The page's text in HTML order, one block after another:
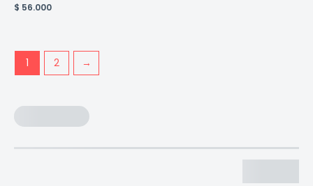
Valorado
en
$ 56.000
1 2 →